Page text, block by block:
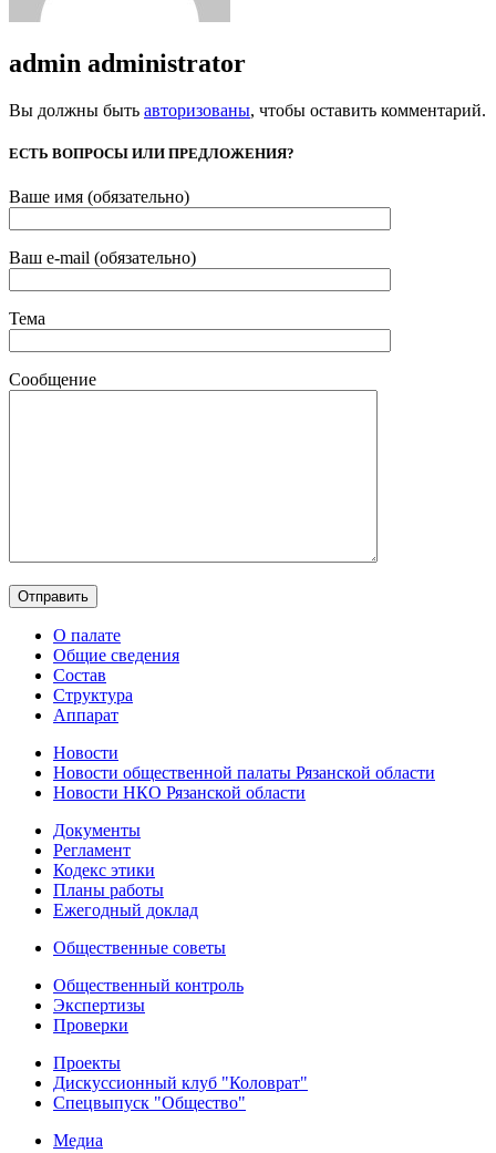
admin administrator
Вы должны быть авторизованы, чтобы оставить комментарий.
ЕСТЬ ВОПРОСЫ ИЛИ ПРЕДЛОЖЕНИЯ?
Ваше имя (обязательно)
Ваш e-mail (обязательно)
Тема
Сообщение
О палате
Общие сведения
Состав
Структура
Аппарат
Новости
Новости общественной палаты Рязанской области
Новости НКО Рязанской области
Документы
Регламент
Кодекс этики
Планы работы
Ежегодный доклад
Общественные советы
Общественный контроль
Экспертизы
Проверки
Проекты
Дискуссионный клуб "Коловрат"
Спецвыпуск "Общество"
Медиа